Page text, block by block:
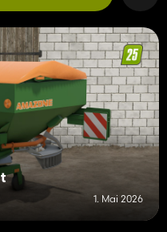
1. Mai 2026